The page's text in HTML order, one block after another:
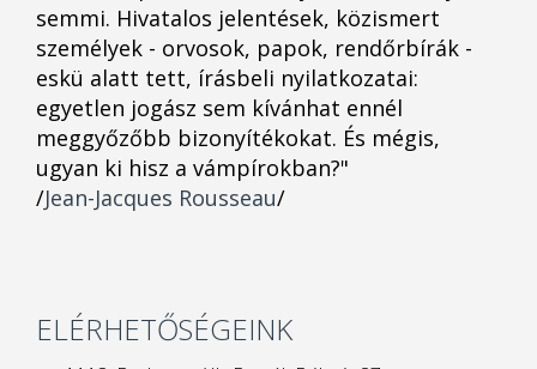
semmi. Hivatalos jelentések, közismert
személyek - orvosok, papok, rendőrbírák -
eskü alatt tett, írásbeli nyilatkozatai:
egyetlen jogász sem kívánhat ennél
meggyőzőbb bizonyítékokat. És mégis,
ugyan ki hisz a vámpírokban?"
/Jean-Jacques Rousseau/
ELÉRHETŐSÉGEINK